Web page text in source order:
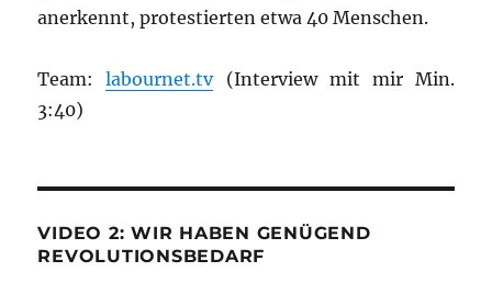
anerkennt, protestierten etwa 40 Menschen.
Team:labournet.tv(Interview mit mir Min.
3:40)
VIDEO 2: WIR HABEN GENÜGEND
REVOLUTIONSBEDARF